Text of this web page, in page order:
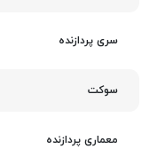
سری پردازنده
سوکت
معماری پردازنده